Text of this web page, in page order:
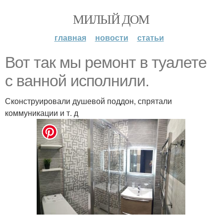
МИЛЫЙ ДОМ
главная новости статьи
Вот так мы ремонт в туалете
с ванной исполнили.
Сконструировали душевой поддон, спрятали
коммуникации и т. д